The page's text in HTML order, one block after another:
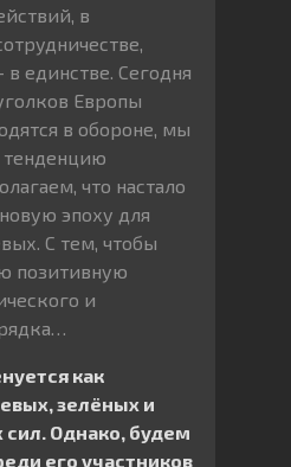
в
в единстве. Сегодня
Европы
в обороне, мы
что настало
эпоху для
С тем, чтобы
позитивную
и
как
зелёных и
сил. Однако, будем
его участников